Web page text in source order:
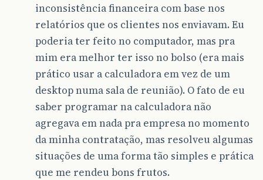
inconsistência financeira com base nos
relatórios que os clientes nos enviavam. Eu
poderia ter feito no computador, mas pra
mim era melhor ter isso no bolso (era mais
prático usar a calculadora em vez de um
desktop numa sala de reunião). O fato de eu
saber programar na calculadora não
agregava em nada pra empresa no momento
da minha contratação, mas resolveu algumas
situações de uma forma tão simples e prática
que me rendeu bons frutos.